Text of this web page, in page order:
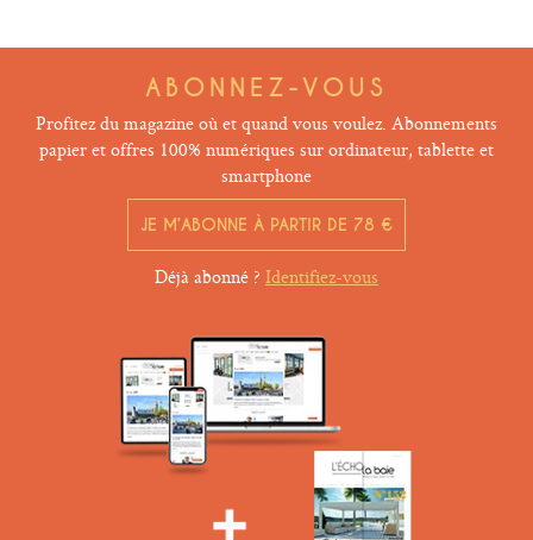
ABONNEZ-VOUS
Profitez du magazine où et quand vous voulez. Abonnements
papier et offres 100% numériques sur ordinateur, tablette et
smartphone
JE M’ABONNE À PARTIR DE 78 €
Déjà abonné ? Identifiez-vous